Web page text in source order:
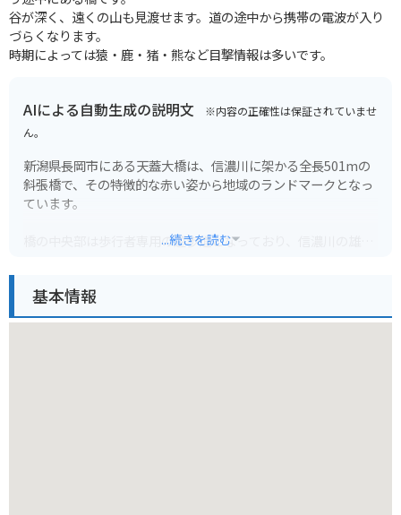
谷が深く、遠くの山も見渡せます。道の途中から携帯の電波が入り
づらくなります。
時期によっては猿・鹿・猪・熊など目撃情報は多いです。
AIによる自動生成の説明文 ※内容の正確性は保証されていませ
ん。
新潟県長岡市にある天蓋大橋は、信濃川に架かる全長501mの
斜張橋で、その特徴的な赤い姿から地域のランドマークとなっ
ています。
橋の中央部は歩行者専用の遊歩道となっており、信濃川の雄大
は圧巻です。夜間はライトアップされ、幻想的な雰囲気に包ま
れます。
...続きを読む
基本情報